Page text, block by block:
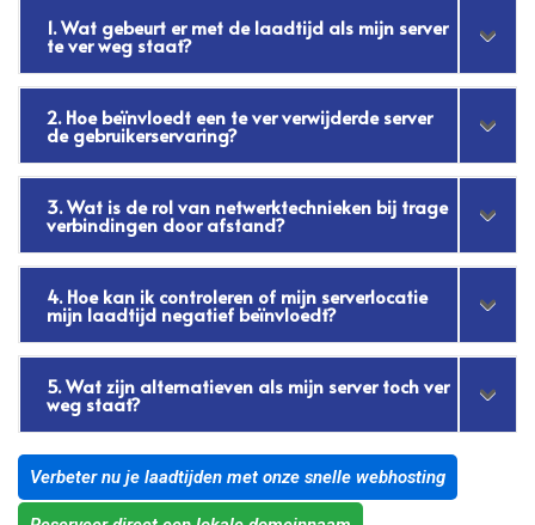
1. Wat gebeurt er met de laadtijd als mijn server
te ver weg staat?
2. Hoe beïnvloedt een te ver verwijderde server
de gebruikerservaring?
3. Wat is de rol van netwerktechnieken bij trage
verbindingen door afstand?
4. Hoe kan ik controleren of mijn serverlocatie
mijn laadtijd negatief beïnvloedt?
5. Wat zijn alternatieven als mijn server toch ver
weg staat?
Verbeter nu je laadtijden met onze snelle webhosting